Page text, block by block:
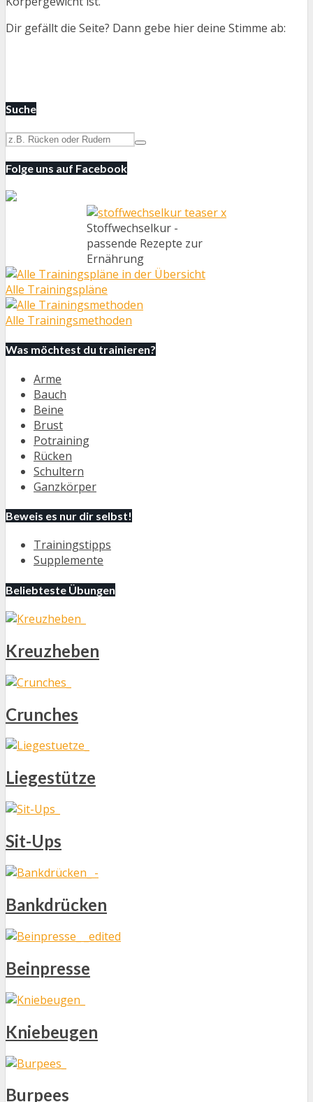
Dir gefällt die Seite? Dann gebe hier deine Stimme ab:
Suche
Folge uns auf Facebook
Stoffwechselkur -
passende Rezepte zur
Ernährung
Alle Trainingspläne
Alle Trainingsmethoden
Was möchtest du trainieren?
Arme
Bauch
Beine
Brust
Potraining
Rücken
Schultern
Ganzkörper
Beweis es nur dir selbst!
Trainingstipps
Supplemente
Beliebteste Übungen
Kreuzheben
Crunches
Liegestütze
Sit-Ups
Bankdrücken
Beinpresse
Kniebeugen
Burpees